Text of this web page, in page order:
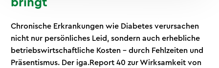
Chronische Erkrankungen wie Diabetes verursachen
nicht nur persönliches Leid, sondern auch erhebliche
betriebswirtschaftliche Kosten – durch Fehlzeiten und
Präsentismus. Der iga.Report 40 zur Wirksamkeit von